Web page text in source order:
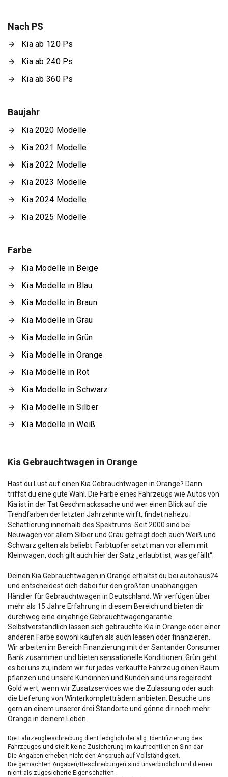
Nach PS
Kia ab 120 Ps
Kia ab 240 Ps
Kia ab 360 Ps
Baujahr
Kia 2020 Modelle
Kia 2021 Modelle
Kia 2022 Modelle
Kia 2023 Modelle
Kia 2024 Modelle
Kia 2025 Modelle
Farbe
Kia Modelle in Beige
Kia Modelle in Blau
Kia Modelle in Braun
Kia Modelle in Grau
Kia Modelle in Grün
Kia Modelle in Orange
Kia Modelle in Rot
Kia Modelle in Schwarz
Kia Modelle in Silber
Kia Modelle in Weiß
Kia Gebrauchtwagen in Orange
Hast du Lust auf einen Kia Gebrauchtwagen in Orange? Dann
triffst du eine gute Wahl. Die Farbe eines Fahrzeugs wie Autos von
Kia ist in der Tat Geschmackssache und wer einen Blick auf die
Trendfarben der letzten Jahrzehnte wirft, findet nahezu
Schattierung innerhalb des Spektrums. Seit 2000 sind bei
Neuwagen vor allem Silber und Grau gefragt doch auch Weiß und
Schwarz gelten als beliebt. Farbtupfer setzt man vor allem mit
Kleinwagen, doch gilt auch hier der Satz „erlaubt ist, was gefällt“.
Deinen Kia Gebrauchtwagen in Orange erhältst du bei autohaus24
und entscheidest dich dabei für den größten unabhängigen
Händler für Gebrauchtwagen in Deutschland. Wir verfügen über
mehr als 15 Jahre Erfahrung in diesem Bereich und bieten dir
durchweg eine einjährige Gebrauchtwagengarantie.
Selbstverständlich lassen sich gebrauchte Kia in Orange oder einer
anderen Farbe sowohl kaufen als auch leasen oder finanzieren.
Wir arbeiten im Bereich Finanzierung mit der Santander Consumer
Bank zusammen und bieten sensationelle Konditionen. Grün geht
es bei uns zu, indem wir für jedes verkaufte Fahrzeug einen Baum
pflanzen und unsere Kundinnen und Kunden sind uns regelrecht
Gold wert, wenn wir Zusatzservices wie die Zulassung oder auch
die Lieferung von Winterkompletträdern anbieten. Besuche uns
gern an einem unserer drei Standorte und gönne dir noch mehr
Orange in deinem Leben.
Die Fahrzeugbeschreibung dient lediglich der allg. Identifizierung des
Fahrzeuges und stellt keine Zusicherung im kaufrechtlichen Sinn dar.
Die Angaben erheben nicht den Anspruch auf Vollständigkeit.
Die gemachten Angaben/Beschreibungen sind unverbindlich und dienen
nicht als zugesicherte Eigenschaften.